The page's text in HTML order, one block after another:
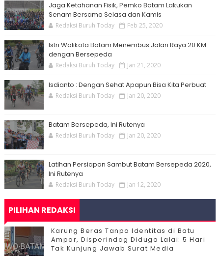
Jaga Ketahanan Fisik, Pemko Batam Lakukan
Senam Bersama Selasa dan Kamis
Redaksi Buruh Today Feb 25, 2020
Istri Walikota Batam Menembus Jalan Raya 20 KM
dengan Bersepeda
Redaksi Buruh Today Jan 21, 2020
Isdianto : Dengan Sehat Apapun Bisa Kita Perbuat
Redaksi Buruh Today Jan 20, 2020
Batam Bersepeda, Ini Rutenya
Redaksi Buruh Today Jan 20, 2020
Latihan Persiapan Sambut Batam Bersepeda 2020,
Ini Rutenya
Redaksi Buruh Today Jan 12, 2020
PILIHAN REDAKSI
Karung Beras Tanpa Identitas di Batu
Ampar, Disperindag Diduga Lalai: 5 Hari
Tak Kunjung Jawab Surat Media